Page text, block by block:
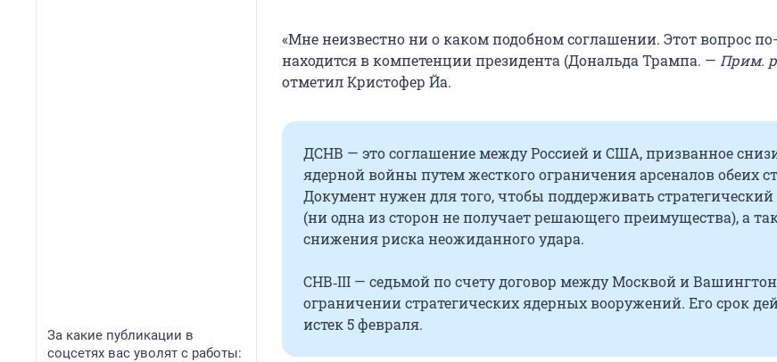
За какие публикации в
соцсетях вас уволят с работы:
«Мне неизвестно ни о каком подобном соглашении. Этот вопрос
находится в компетенции президента (Дональда Трампа. — Прим.
отметил Кристофер Йа.
ДСНВ — это соглашение между Россией и США, призванное
ядерной войны путем жесткого ограничения арсеналов обеих
Документ нужен для того, чтобы поддерживать стратегический
(ни одна из сторон не получает решающего преимущества), а
снижения риска неожиданного удара.
СНВ‑III — седьмой по счету договор между Москвой и
ограничении стратегических ядерных вооружений. Его срок
истек 5 февраля.